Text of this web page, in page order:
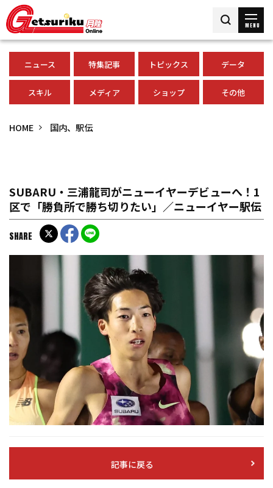
MENU
ニュース 特集記事 トピックス データ
スキル メディア ショップ その他
HOME 国内、駅伝
SUBARU・三浦龍司がニューイヤーデビューへ！1
区で「勝負所で勝ち切りたい」／ニューイヤー駅伝
SHARE
記事に戻る